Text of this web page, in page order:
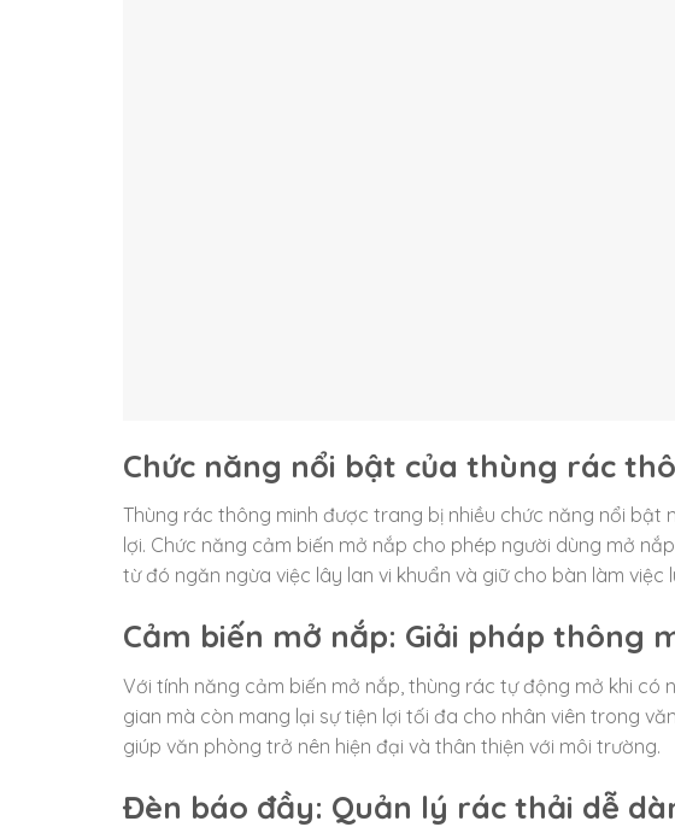
Chức năng nổi bật của thùng rác
Thùng rác thông minh được trang bị nhiều chức năng nổi bật
lợi. Chức năng cảm biến mở nắp cho phép người dùng mở
từ đó ngăn ngừa việc lây lan vi khuẩn và giữ cho bàn làm việc
Cảm biến mở nắp: Giải pháp thông
Với tính năng cảm biến mở nắp, thùng rác tự động mở khi có
gian mà còn mang lại sự tiện lợi tối đa cho nhân viên trong
giúp văn phòng trở nên hiện đại và thân thiện với môi trường.
Đèn báo đầy: Quản lý rác thải dễ